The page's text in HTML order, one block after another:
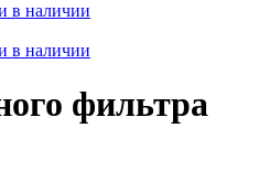
в наличии
в наличии
фильтра